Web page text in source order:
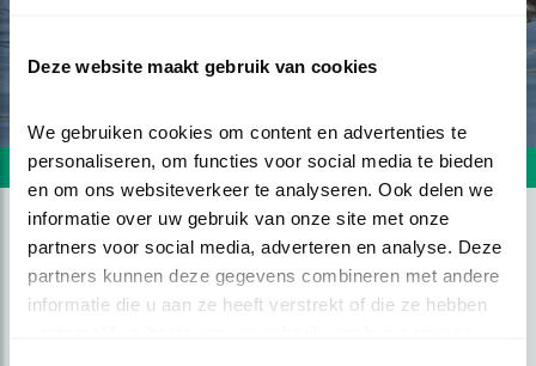
Deze website maakt gebruik van cookies
We gebruiken cookies om content en advertenties te
personaliseren, om functies voor social media te bieden
en om ons websiteverkeer te analyseren. Ook delen we
informatie over uw gebruik van onze site met onze
partners voor social media, adverteren en analyse. Deze
partners kunnen deze gegevens combineren met andere
informatie die u aan ze heeft verstrekt of die ze hebben
Volgende foto Vorige foto
HET IS WEER LENTE